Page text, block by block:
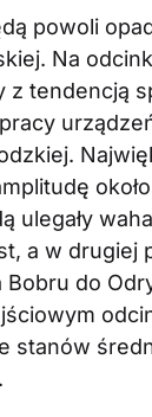
powoli
Na
tendencją
ulegały
a w drugiej
do
stanów